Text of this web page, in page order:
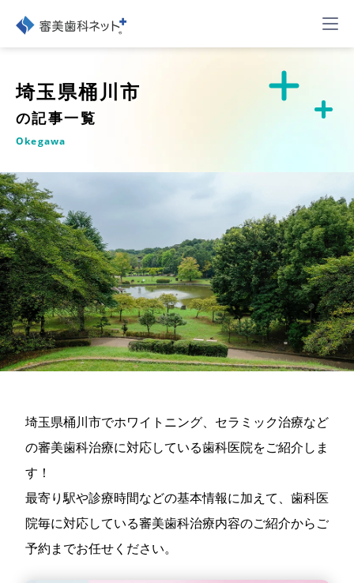
埼玉県桶川市
の記事一覧
Okegawa
埼玉県桶川市でホワイトニング、セラミック治療など
の審美歯科治療に対応している歯科医院をご紹介しま
す！
最寄り駅や診療時間などの基本情報に加えて、歯科医
院毎に対応している審美歯科治療内容のご紹介からご
予約までお任せください。